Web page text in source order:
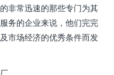
非常迅速的那些专门为其
务的企业来说，他们完完
市场经济的优秀条件而发